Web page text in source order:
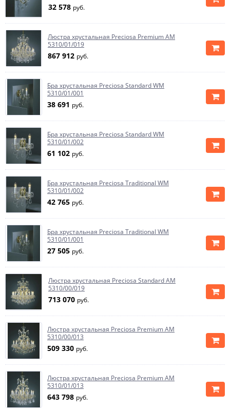
32 578 руб.
Люстра хрустальная Preciosa Premium AM
5310/01/019
867 912 руб.
Бра хрустальная Preciosa Standard WM
5310/01/001
38 691 руб.
Бра хрустальная Preciosa Standard WM
5310/01/002
61 102 руб.
Бра хрустальная Preciosa Traditional WM
5310/01/002
42 765 руб.
Бра хрустальная Preciosa Traditional WM
5310/01/001
27 505 руб.
Люстра хрустальная Preciosa Standard AM
5310/00/019
713 070 руб.
Люстра хрустальная Preciosa Premium AM
5310/00/013
509 330 руб.
Люстра хрустальная Preciosa Premium AM
5310/01/013
643 798 руб.